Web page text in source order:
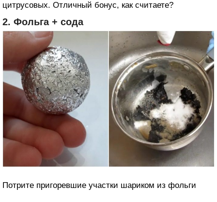
цитрусовых. Отличный бонус, как считаете?
2. Фольга + сода
Потрите пригоревшие участки шариком из фольги